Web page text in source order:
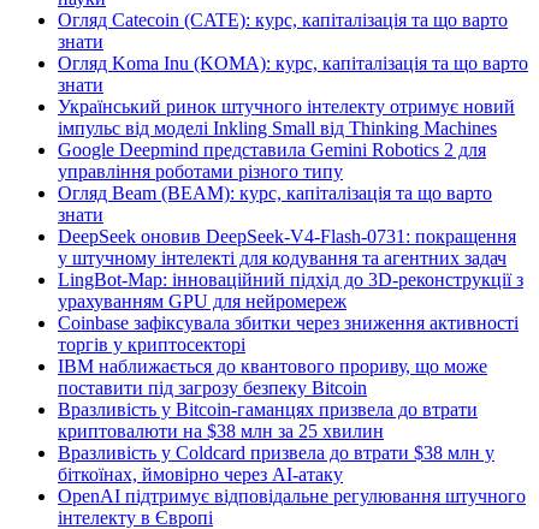
Огляд Catecoin (CATE): курс, капіталізація та що варто
знати
Огляд Koma Inu (KOMA): курс, капіталізація та що варто
знати
Український ринок штучного інтелекту отримує новий
імпульс від моделі Inkling Small від Thinking Machines
Google Deepmind представила Gemini Robotics 2 для
управління роботами різного типу
Огляд Beam (BEAM): курс, капіталізація та що варто
знати
DeepSeek оновив DeepSeek-V4-Flash-0731: покращення
у штучному інтелекті для кодування та агентних задач
LingBot-Map: інноваційний підхід до 3D-реконструкції з
урахуванням GPU для нейромереж
Coinbase зафіксувала збитки через зниження активності
торгів у криптосекторі
IBM наближається до квантового прориву, що може
поставити під загрозу безпеку Bitcoin
Вразливість у Bitcoin-гаманцях призвела до втрати
криптовалюти на $38 млн за 25 хвилин
Вразливість у Coldcard призвела до втрати $38 млн у
біткоїнах, ймовірно через AI-атаку
OpenAI підтримує відповідальне регулювання штучного
інтелекту в Європі